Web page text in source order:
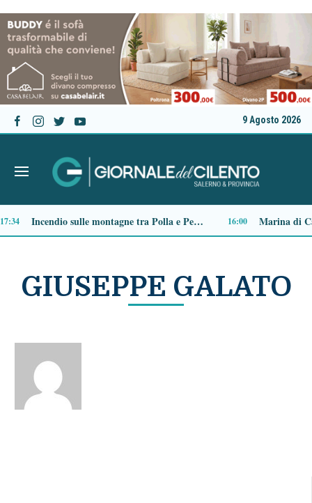
9 Agosto 2026
Tensione al Pronto soccorso del “Ruggi”, volontario aggredito durante una missione 09:03
GIUSEPPE GALATO